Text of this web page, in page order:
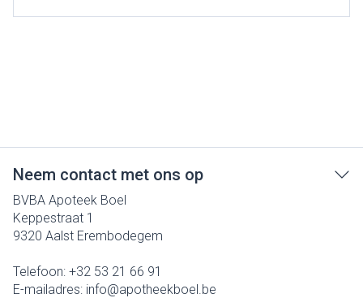
Neem contact met ons op
BVBA Apoteek Boel
Keppestraat 1
9320 Aalst Erembodegem
Telefoon: +32 53 21 66 91
E-mailadres: info@apotheekboel.be